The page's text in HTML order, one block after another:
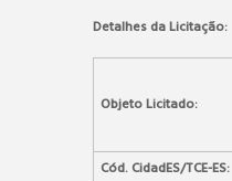
Detalhes da Licitação:
Objeto Licitado:
Cód. CidadES/TCE-ES: